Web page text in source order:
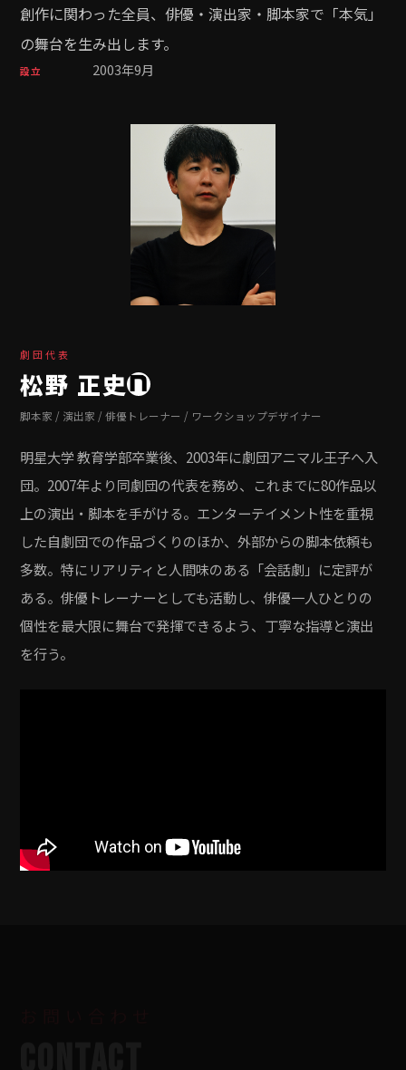
創作に関わった全員、俳優・演出家・脚本家で「本気」
の舞台を生み出します。
設立 2003年9月
劇団代表
松野 正史
脚本家 / 演出家 / 俳優トレーナー / ワークショップデザイナー
明星大学 教育学部卒業後、2003年に劇団アニマル王子へ入
団。2007年より同劇団の代表を務め、これまでに80作品以
上の演出・脚本を手がける。エンターテイメント性を重視
した自劇団での作品づくりのほか、外部からの脚本依頼も
多数。特にリアリティと人間味のある「会話劇」に定評が
ある。俳優トレーナーとしても活動し、俳優一人ひとりの
個性を最大限に舞台で発揮できるよう、丁寧な指導と演出
を行う。